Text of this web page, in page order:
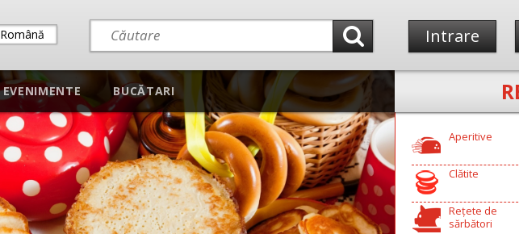
Română Intrare
EVENIMENTE BUCĂTARI
Aperitive
Clătite
Rețete de
sărbători